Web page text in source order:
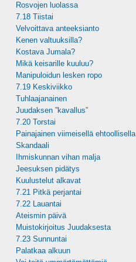
Rosvojen luolassa
7.18 Tiistai
Velvoittava anteeksianto
Kenen valtuuksilla?
Kostava Jumala?
Mikä keisarille kuuluu?
Manipuloidun lesken ropo
7.19 Keskiviikko
Tuhlaajanainen
Juudaksen ”kavallus”
7.20 Torstai
Painajainen viimeisellä ehtoollisella
Skandaali
Ihmiskunnan vihan malja
Jeesuksen pidätys
Kuulustelut alkavat
7.21 Pitkä perjantai
7.22 Lauantai
Ateismin päivä
Muistokirjoitus Juudaksesta
7.23 Sunnuntai
Palatkaa alkuun